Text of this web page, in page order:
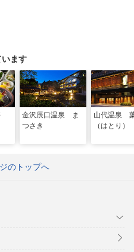
います
金沢辰口温泉 ま
つさき
山代温泉
（はとり）
のトップへ